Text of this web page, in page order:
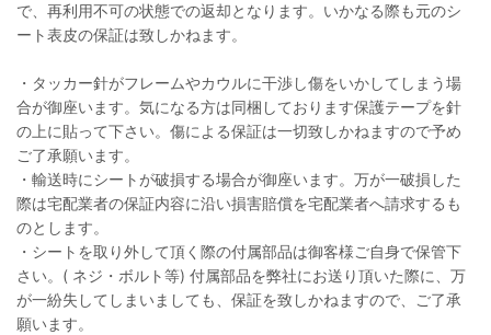
で、再利用不可の状態での返却となります。いかなる際も元のシ
ート表皮の保証は致しかねます。
・タッカー針がフレームやカウルに干渉し傷をいかしてしまう場
合が御座います。気になる方は同梱しております保護テープを針
の上に貼って下さい。傷による保証は一切致しかねますので予め
ご了承願います。
・輸送時にシートが破損する場合が御座います。万が一破損した
際は宅配業者の保証内容に沿い損害賠償を宅配業者へ請求するも
のとします。
・シートを取り外して頂く際の付属部品は御客様ご自身で保管下
さい。( ネジ・ボルト等) 付属部品を弊社にお送り頂いた際に、万
が一紛失してしまいましても、保証を致しかねますので、ご了承
願います。